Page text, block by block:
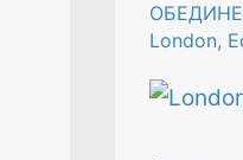
London,